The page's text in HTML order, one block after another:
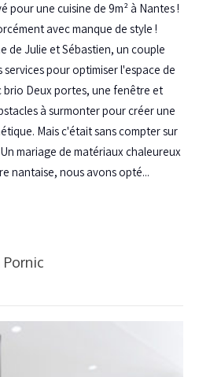
pour une cuisine de 9m² à Nantes !
avec manque de style !
de Julie et Sébastien, un couple
pour optimiser l'espace de
brio Deux portes, une fenêtre et
à surmonter pour créer une
Mais c'était sans compter sur
mariage de matériaux chaleureux
nantaise, nous avons opté...